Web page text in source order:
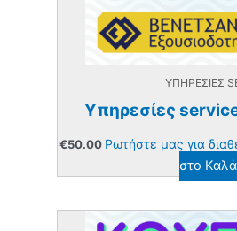
ΥΠΗΡΕΣΙΕΣ
Υπηρεσίες
€50.00 Ρωτήστε μας για
στο